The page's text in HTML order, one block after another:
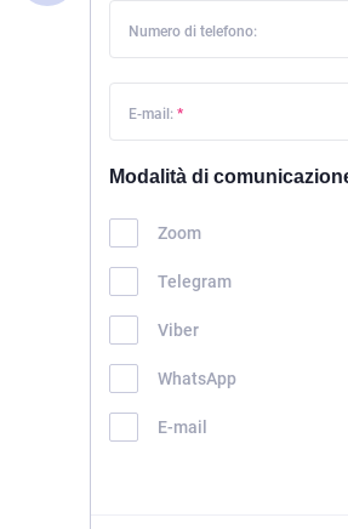
Numero di telefono:
E-mail: *
Modalità di
Zoom
Telegram
Viber
WhatsApp
E-mail